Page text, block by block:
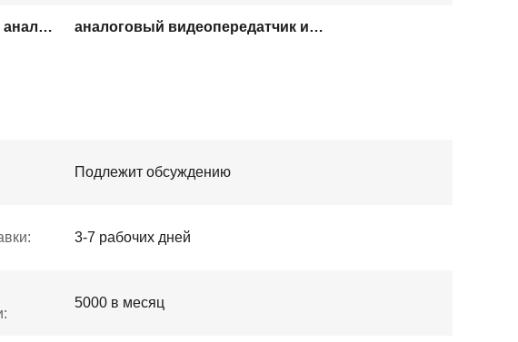
беспроводный передатчик аналоговой камеры аналоговый видеопередатчик и приемник
Подлежит обсуждению
3-7 рабочих дней
5000 в месяц